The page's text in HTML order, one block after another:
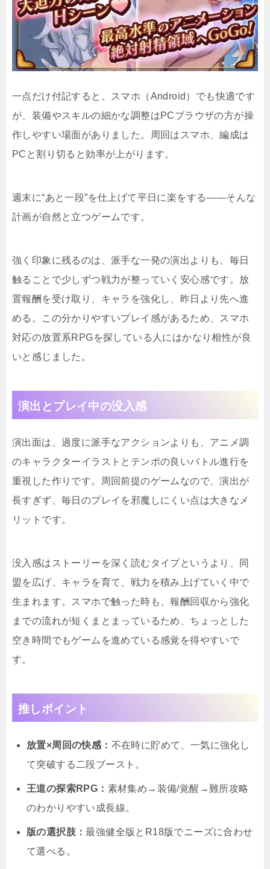
一点だけ付記すると、スマホ（Android）でも快適です
が、装備やスキルの細かな調整はPCブラウザの方が操
作しやすい場面がありました。周回はスマホ、編成は
PCと割り切ると効率が上がります。
週末に“あと一段”を仕上げて平日に楽をする――そんな
計画が自然と立つゲームです。
強く印象に残るのは、派手な一発の演出よりも、毎日
触ることで少しずつ戦力が整っていく安心感です。放
置報酬を受け取り、キャラを強化し、昨日より先へ進
める。この分かりやすいプレイ感があるため、スマホ
対応の放置系RPGを探している人にはかなり相性が良
いと感じました。
演出とプレイ中の没入感
演出面は、過度に派手なアクションよりも、アニメ調
のキャラクターイラストとテンポの良いバトル進行を
重視した作りです。周回前提のゲームなので、演出が
長すぎず、毎日のプレイを邪魔しにくい点は大きなメ
リットです。
没入感はストーリーを深く読むタイプというより、同
盟を広げ、キャラを育て、戦力を積み上げていく中で
生まれます。スマホで触った時も、報酬回収から強化
までの流れが短くまとまっているため、ちょっとした
空き時間でもゲームを進めている感覚を得やすいで
す。
推しポイント
放置×周回の快感： 不在時に貯めて、一気に強化し
て突破する二段ブースト。
王道の探索RPG： 素材集め→装備/覚醒→難所攻略
のわかりやすい成長線。
版の選択肢：最強健全版とR18版でニーズに合わせ
て選べる。